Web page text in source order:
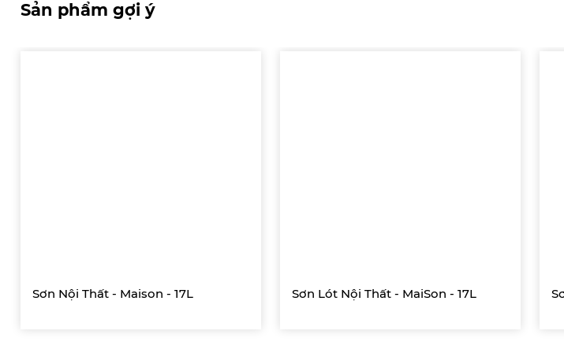
Sản phẩm gợi ý
Sơn Nội Thất - Maison - 17L Sơn Lót Nội Thất - MaiSon - 17L